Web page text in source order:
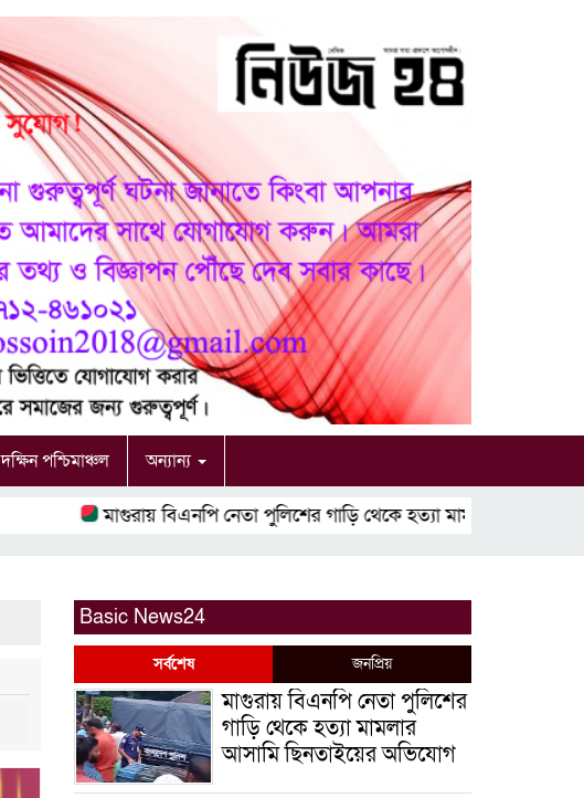
দক্ষিন পশ্চিমাঞ্চল অন্যান্য
মাগুরায় বিএনপি নেতা পুলিশের গাড়ি থেকে হত্যা মামলার আসামি
Basic News24
সর্বশেষ জনপ্রিয়
মাগুরায় বিএনপি নেতা পুলিশের
গাড়ি থেকে হত্যা মামলার
আসামি ছিনতাইয়ের অভিযোগ